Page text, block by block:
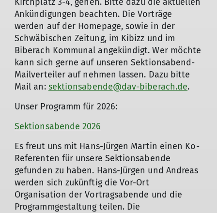
Ankündigungen beachten. Die Vorträge
werden auf der Homepage, sowie in der
Schwäbischen Zeitung, im Kibizz und im
Biberach Kommunal angekündigt. Wer möchte
kann sich gerne auf unseren Sektionsabend-
Mailverteiler auf nehmen lassen. Dazu bitte
Mail an: sektionsabende@dav-biberach.de.
Unser Programm für 2026:
Sektionsabende 2026
Es freut uns mit Hans-Jürgen Martin einen Ko-
Referenten für unsere Sektionsabende
gefunden zu haben. Hans-Jürgen und Andreas
werden sich zukünftig die Vor-Ort
Organisation der Vortragsabende und die
Programmgestaltung teilen. Die